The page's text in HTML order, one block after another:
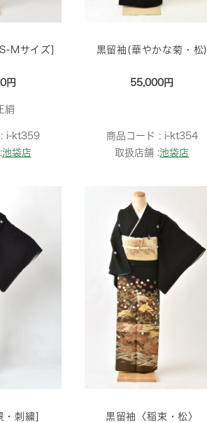
Mサイズ]
円
絹
i-kt359
池袋店
黒留袖(華やかな菊・松)
55,000円
商品コード : i-kt354
取扱店舗 :池袋店
・刺繍] 黒留袖〈稲束・松〉